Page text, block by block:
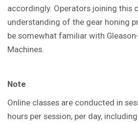
accordingly. Operators joining this
understanding of the gear honing
be somewhat familiar with
Machines.
Note
Online classes are conducted in
hours per session, per day,